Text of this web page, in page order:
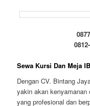
Sewa Kursi Dan Meja
Dengan CV. Bintang
yakin akan
yang profesional dan